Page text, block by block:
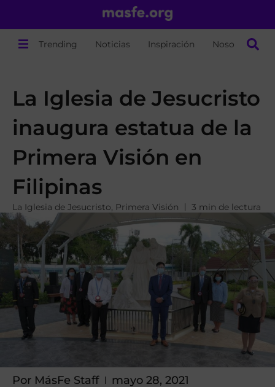
Trending Noticias Inspiración Nosotros
La Iglesia de Jesucristo
inaugura estatua de la
Primera Visión en
Filipinas
La Iglesia de Jesucristo, Primera Visión 3 min de lectura
Por MásFe Staff
mayo 28, 2021